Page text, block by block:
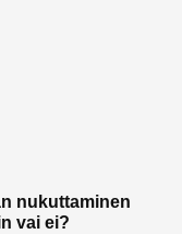
nukuttaminen
vai ei?